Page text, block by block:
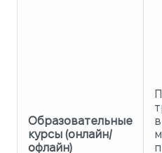
Образовательные
курсы (онлайн/
офлайн)